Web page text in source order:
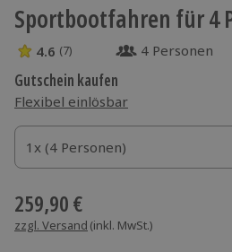
Sportbootfahren für 4
4.6 Sterne von 5 aus 7
4.6 (7) 4 Personen
Gutschein kaufen
Flexibel einlösbar
1x (4 Personen)
1x (4 Personen)
1x (4 Personen)
259,90 €
zzgl. Versand (inkl. MwSt.)